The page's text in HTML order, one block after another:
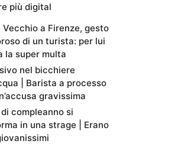
più digital
Vecchio a Firenze, gesto
di un turista: per lui
la super multa
nel bicchiere
| Barista a processo
gravissima
compleanno si
in una strage | Erano